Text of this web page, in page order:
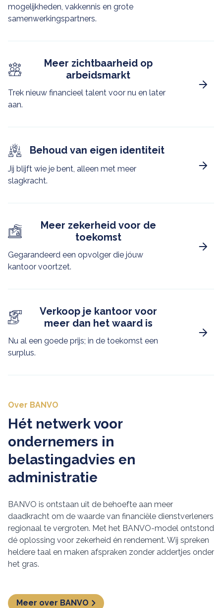
mogelijkheden, vakkennis en grote
samenwerkingspartners.
Meer zichtbaarheid op
arbeidsmarkt
Trek nieuw financieel talent voor nu en later
aan.
Behoud van eigen identiteit
Jij blijft wie je bent, alleen met meer
slagkracht.
Meer zekerheid voor de
toekomst
Gegarandeerd een opvolger die jóuw
kantoor voortzet.
Verkoop je kantoor voor
meer dan het waard is
Nu al een goede prijs; in de toekomst een
surplus.
Hét netwerk voor
ondernemers in
belastingadvies en
administratie
Over BANVO
BANVO is ontstaan uit de behoefte aan meer
daadkracht om de waarde van financiële dienstverleners
regionaal te vergroten. Met het BANVO-model ontstond
dé oplossing voor zekerheid én rendement. Wij spreken
heldere taal en maken afspraken zonder addertjes onder
het gras.
Meer over BANVO